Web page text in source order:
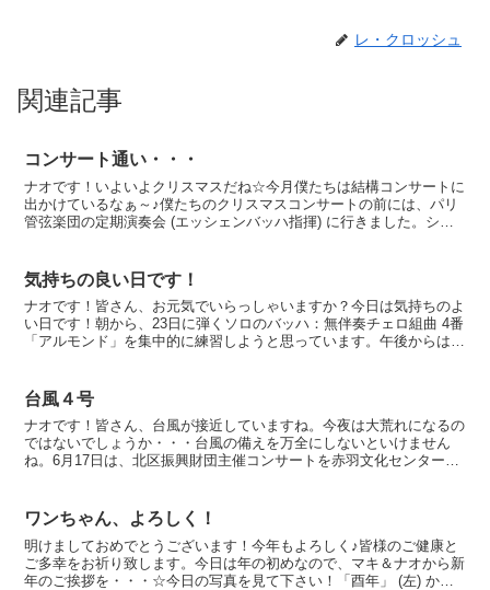
レ・クロッシュ
関連記事
コンサート通い・・・
ナオです！いよいよクリスマスだね☆今月僕たちは結構コンサートに
出かけているなぁ～♪僕たちのクリスマスコンサートの前には、パリ
管弦楽団の定期演奏会 (エッシェンバッハ指揮) に行きました。シュ
気持ちの良い日です！
ナオです！皆さん、お元気でいらっしゃいますか？今日は気持ちのよ
い日です！朝から、23日に弾くソロのバッハ：無伴奏チェロ組曲 4番
「アルモンド」を集中的に練習しようと思っています。午後からは、
台風４号
ナオです！皆さん、台風が接近していますね。今夜は大荒れになるの
ではないでしょうか・・・台風の備えを万全にしないといけません
ね。6月17日は、北区振興財団主催コンサートを赤羽文化センターで
ワンちゃん、よろしく！
明けましておめでとうございます！今年もよろしく♪皆様のご健康と
ご多幸をお祈り致します。今日は年の初めなので、マキ＆ナオから新
年のご挨拶を・・・☆今日の写真を見て下さい！「酉年」 (左) から